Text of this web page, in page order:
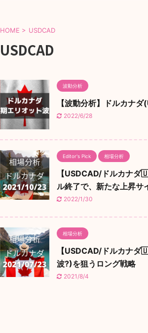
HOME > USDCAD
USDCAD
波動分析
【波動分析】ドルカナ
2022/6/28
Editor's Pick 相場分析
【USDCAD/ドルカナ
ル終了で、新たな上昇サ
2022/1/30
相場分析
【USDCAD/ドルカナ
波?)を狙うロング戦略
2021/8/4